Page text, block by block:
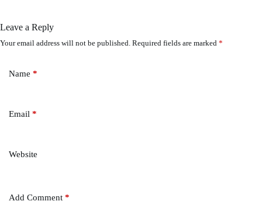
Leave a Reply
Your email address will not be published. Required fields are marked *
Name *
Email *
Website
Add Comment *